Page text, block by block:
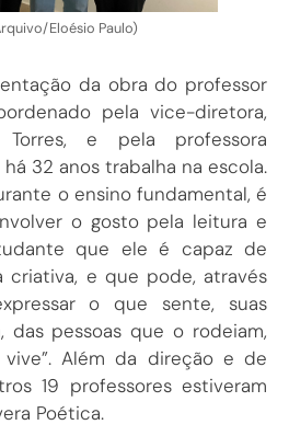
Eloésio Paulo)
da obra do professor
pela vice-diretora,
Torres, e pela professora
32 anos trabalha na escola.
o ensino fundamental, é
o gosto pela leitura e
que ele é capaz de
criativa, e que pode, através
o que sente, suas
das pessoas que o rodeiam,
Além da direção e de
19 professores estiveram
Poética.